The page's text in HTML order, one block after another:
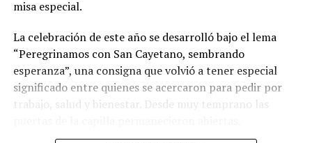
misa especial.
La celebración de este año se desarrolló bajo el lema
“Peregrinamos con San Cayetano, sembrando
esperanza”, una consigna que volvió a tener especial
significado entre quienes se acercaron para pedir por
trabajo, salud y bienestar. Desde muy temprano las